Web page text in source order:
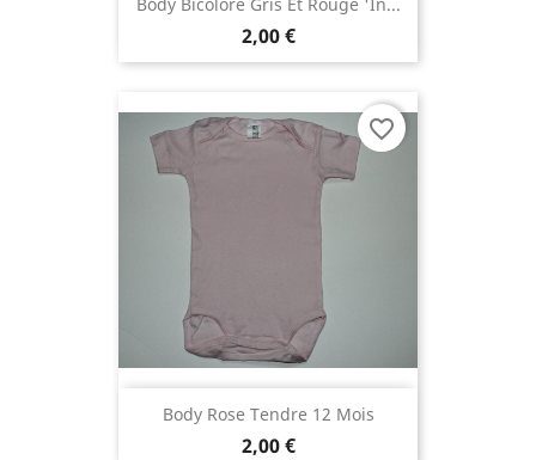
2,00 €
Body Rose Tendre 12 Mois
2,00 €
favorite_border